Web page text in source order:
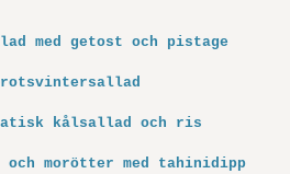
med getost och pistage
kålsallad och ris
morötter med tahinidipp